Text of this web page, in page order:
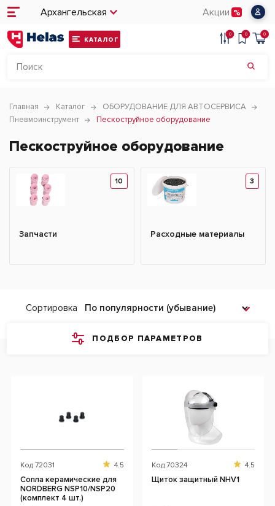
Архангельская Акции
КАТАЛОГ
0 0 0
Главная Каталог
ОБОРУДОВАНИЕ ДЛЯ АВТОСЕРВИСА
Пневмоинструмент
Пескоструйное оборудование
Пескоструйное оборудование
10
Запчасти
3
Расходные материалы
ПОДБОР ПАРАМЕТРОВ
Сортировка
Код 72031 4.5
Сопла керамические для
NORDBERG NSP10/NSP20
(комплект 4 шт.)
Код 70324 4.5
Щиток защитный NHV1